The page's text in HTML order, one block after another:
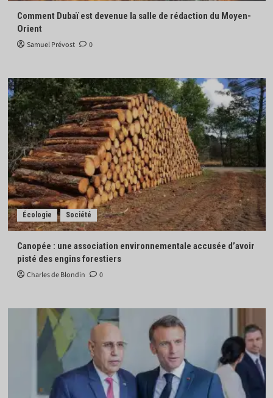
Comment Dubaï est devenue la salle de rédaction du Moyen-
Orient
Samuel Prévost 0
Écologie Société
Canopée : une association environnementale accusée d’avoir
pisté des engins forestiers
Charles de Blondin 0